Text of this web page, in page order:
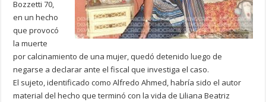
Bozzetti 70,
en un hecho
que provocó
la muerte
por calcinamiento de una mujer, quedó detenido luego de
negarse a declarar ante el fiscal que investiga el caso.
El sujeto, identificado como Alfredo Ahmed, habría sido el autor
material del hecho que terminó con la vida de Liliana Beatriz